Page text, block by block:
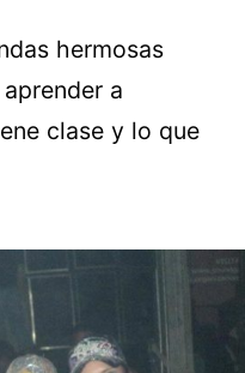
hermosas
a
clase y lo que